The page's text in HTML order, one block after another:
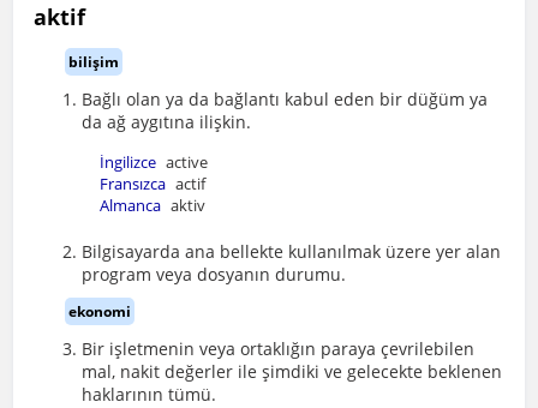
aktif
bilişim
Bağlı olan ya da bağlantı kabul eden bir düğüm ya
da ağ aygıtına ilişkin.
İngilizce active
Fransızca actif
Almanca aktiv
Bilgisayarda ana bellekte kullanılmak üzere yer alan
program veya dosyanın durumu.
ekonomi
Bir işletmenin veya ortaklığın paraya çevrilebilen
mal, nakit değerler ile şimdiki ve gelecekte beklenen
haklarının tümü.